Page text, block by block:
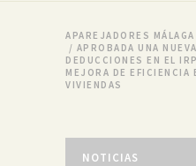
APAREJADORES MÁLAGA
/ APROBADA UNA
DEDUCCIONES EN EL
MEJORA DE EFICIENCIA
VIVIENDAS
NOTICIAS